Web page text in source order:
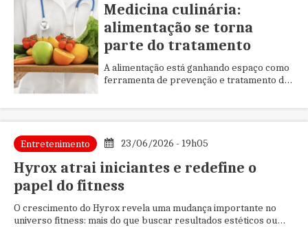
Medicina culinária:
alimentação se torna
parte do tratamento
A alimentação está ganhando espaço como
ferramenta de prevenção e tratamento de
Entretenimento 23/06/2026 - 19h05
Hyrox atrai iniciantes e redefine o
papel do fitness
O crescimento do Hyrox revela uma mudança importante no
universo fitness: mais do que buscar resultados estéticos ou